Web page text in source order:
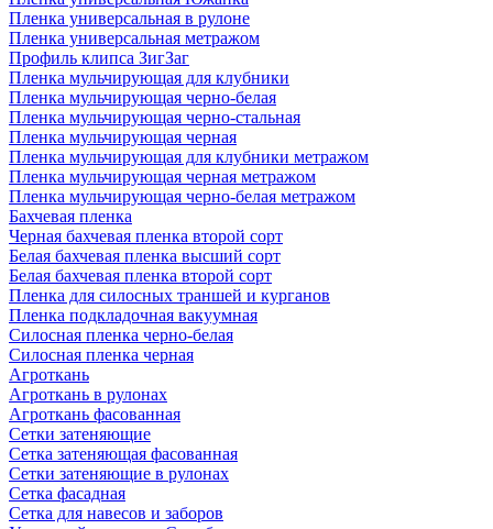
Пленка универсальная в рулоне
Пленка универсальная метражом
Профиль клипса ЗигЗаг
Пленка мульчирующая для клубники
Пленка мульчирующая черно-белая
Пленка мульчирующая черно-стальная
Пленка мульчирующая черная
Пленка мульчирующая для клубники метражом
Пленка мульчирующая черная метражом
Пленка мульчирующая черно-белая метражом
Бахчевая пленка
Черная бахчевая пленка второй сорт
Белая бахчевая пленка высший сорт
Белая бахчевая пленка второй сорт
Пленка для силосных траншей и курганов
Пленка подкладочная вакуумная
Силосная пленка черно-белая
Силосная пленка черная
Агроткань
Агроткань в рулонах
Агроткань фасованная
Сетки затеняющие
Сетка затеняющая фасованная
Сетки затеняющие в рулонах
Сетка фасадная
Сетка для навесов и заборов